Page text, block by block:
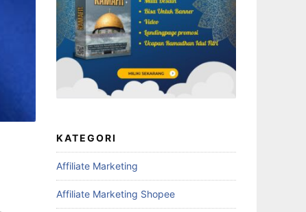
KATEGORI
Affiliate Marketing
Affiliate Marketing Shopee